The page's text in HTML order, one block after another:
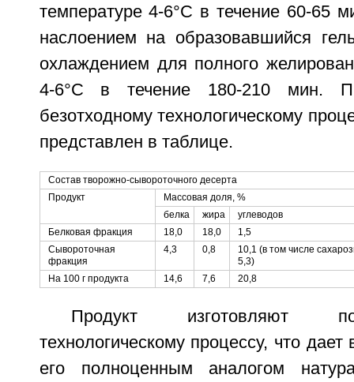
температуре 4-6°С в течение 60-65
наслоением на образовавшийся
охлаждением для полного
4-6°С в течение 180-210 мин.
безотходному технологическому
представлен в таблице.
Состав творожно-сывороточного десерта
Продукт
Массовая доля, %
белка
жира
углеводов
Белковая фракция
18,0 18,0
1,5
Сывороточная
фракция
4,3 0,8
10,1 (в том числе
5,3)
На 100 г продукта
14,6 7,6 20,8
Продукт изготовляют
технологическому процессу, что дает
его полноценным аналогом